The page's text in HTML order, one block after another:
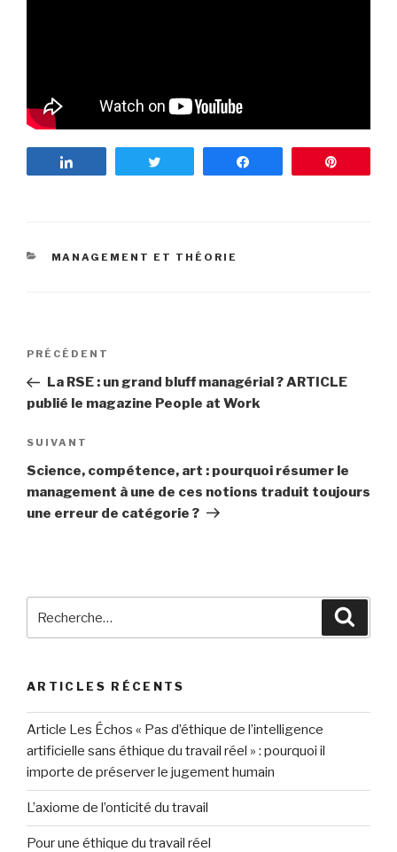
CATÉGORIES
MANAGEMENT ET THÉORIE
Navigation
l’article
Article
précédent
PRÉCÉDENT
La RSE : un grand bluff managérial ? ARTICLE
publié le magazine People at Work
Article
suivant
SUIVANT
Science, compétence, art : pourquoi résumer le
management à une de ces notions traduit toujours
une erreur de catégorie ?
ARTICLES RÉCENTS
Article Les Échos « Pas d’éthique de l’intelligence
artificielle sans éthique du travail réel » : pourquoi il
importe de préserver le jugement humain
L’axiome de l’onticité du travail
Pour une éthique du travail réel